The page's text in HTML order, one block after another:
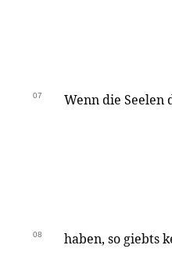
07 Wenn die
08 haben, so giebts